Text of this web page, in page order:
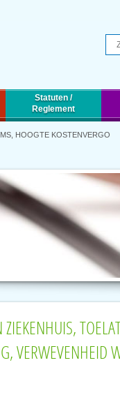
Statuten /
Reglement
HOOGTE KOSTENVERGO
VERWEVENHEID